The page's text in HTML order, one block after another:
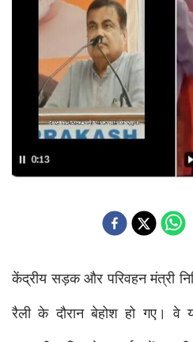
केंद्रीय सड़क और परिवहन मंत्री
रैली के दौरान बेहोश हो गए। वे